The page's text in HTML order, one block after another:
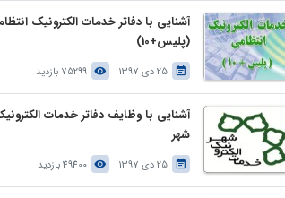
آشنایی با دفاتر خدمات الکترونیک
(پلیس+10)
25 دی 1397 75299 بازدید
آشنایی با وظایف دفاتر خدمات
شهر
25 دی 1397 49400 بازدید